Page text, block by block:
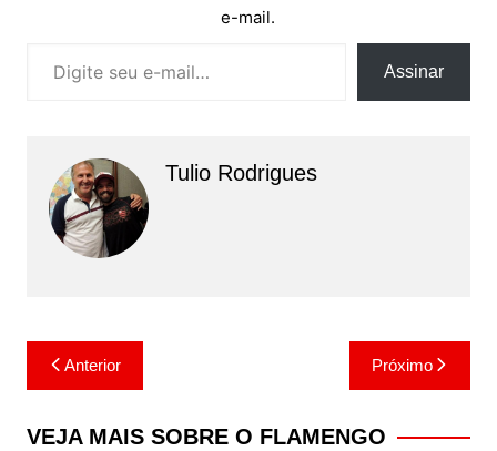
e-mail.
Assinar
Tulio Rodrigues
Navegação
de
Post
Anterior Próximo
VEJA MAIS SOBRE O FLAMENGO